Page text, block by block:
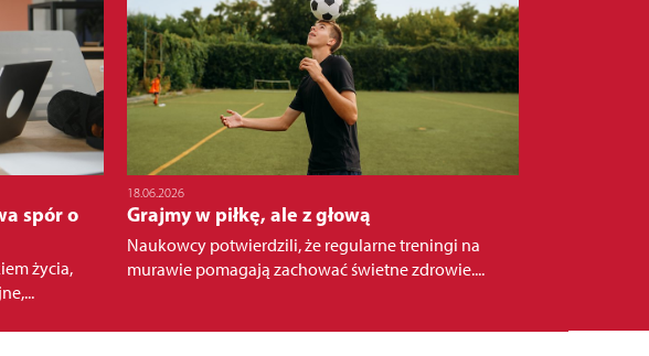
spór o
życia,
18.06.2026
Grajmy w piłkę, ale z głową
Naukowcy potwierdzili, że regularne treningi na
murawie pomagają zachować świetne zdrowie....